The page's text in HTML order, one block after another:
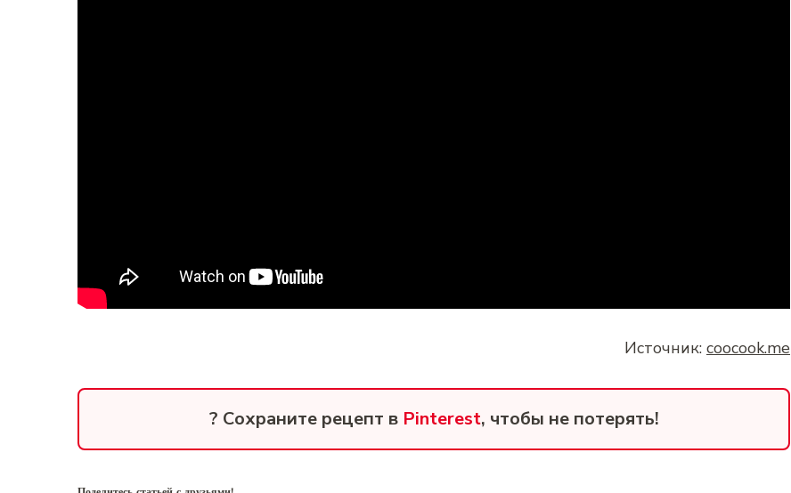
Источник: coocook.me
? Сохраните рецепт в Pinterest, чтобы не потерять!